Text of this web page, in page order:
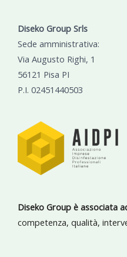
Diseko Group Srls
Sede amministrativa:
Via Augusto Righi, 1
56121 Pisa PI
P.I. 02451440503
Diseko Group è associata
competenza, qualità,